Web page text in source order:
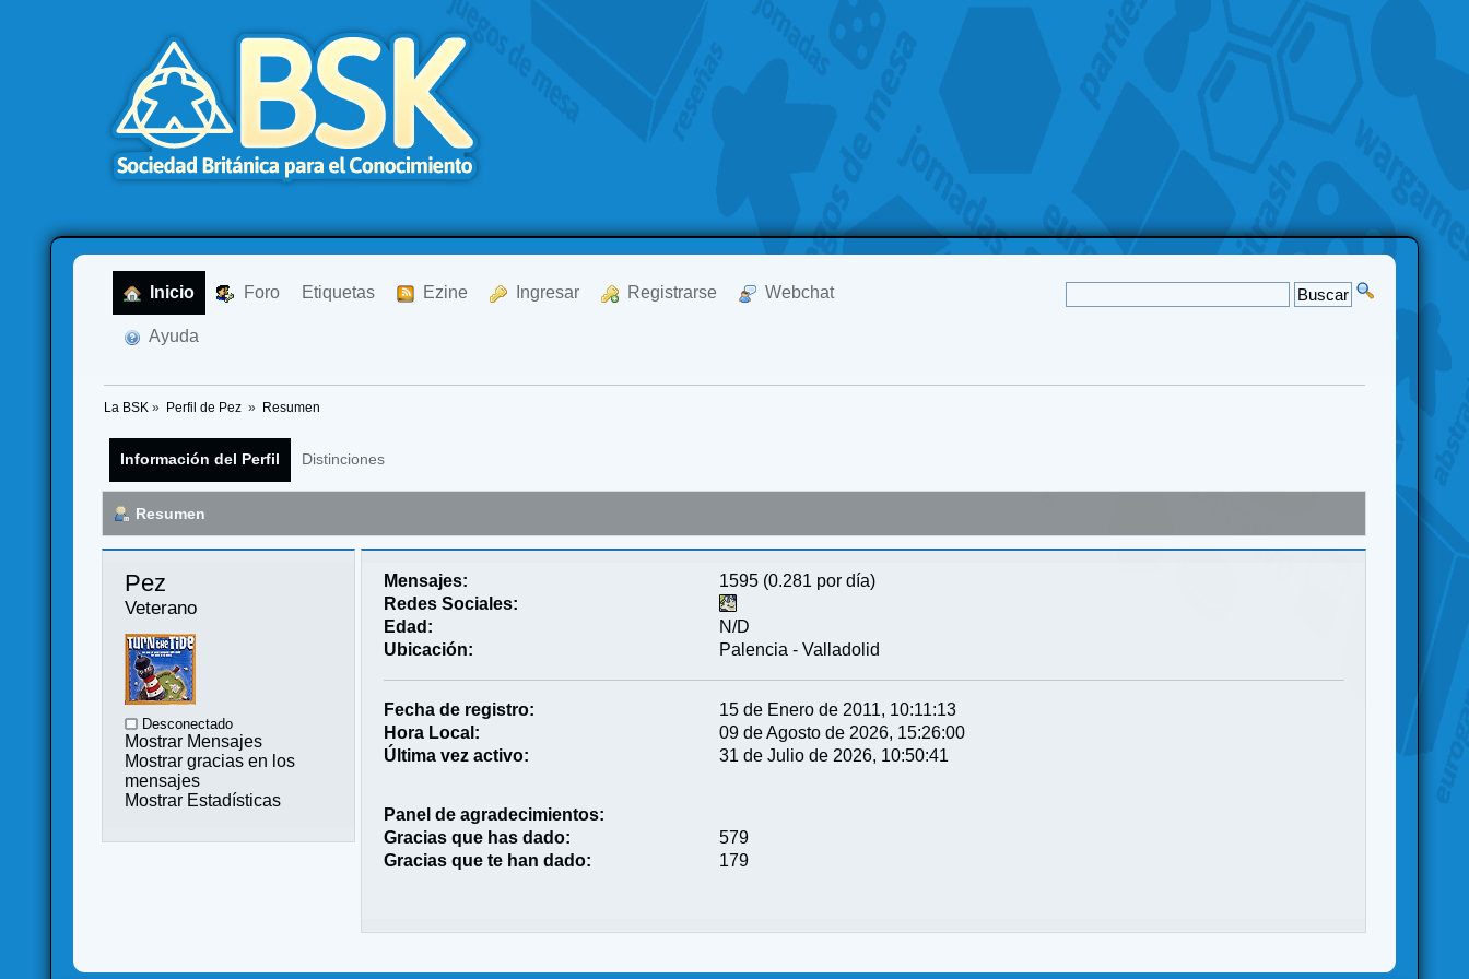
Inicio Foro Etiquetas Ezine Ingresar Registrarse Webchat
Ayuda
La BSK » Perfil de Pez » Resumen
Información del Perfil Distinciones
Resumen
Pez
Veterano
Desconectado
Mostrar Mensajes
Mostrar gracias en los
mensajes
Mostrar Estadísticas
Mensajes:
1595 (0.281 por día)
Redes Sociales:
Edad:
N/D
Ubicación:
Palencia - Valladolid
Fecha de registro:
15 de Enero de 2011, 10:11:13
Hora Local:
09 de Agosto de 2026, 15:26:00
Última vez activo:
31 de Julio de 2026, 10:50:41
Panel de agradecimientos:
Gracias que has dado:
579
Gracias que te han dado:
179